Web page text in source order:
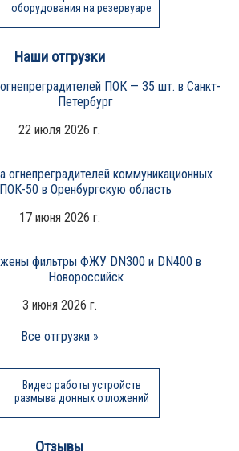
оборудования на резервуаре
Наши отгрузки
ПОК — 35 шт. в Санкт-
Петербург
22 июля 2026 г.
огнепреградителей коммуникационных
ПОК-50 в Оренбургскую область
17 июня 2026 г.
фильтры ФЖУ DN300 и DN400 в
Новороссийск
3 июня 2026 г.
Все отгрузки »
Видео работы устройств
размыва донных отложений
Отзывы